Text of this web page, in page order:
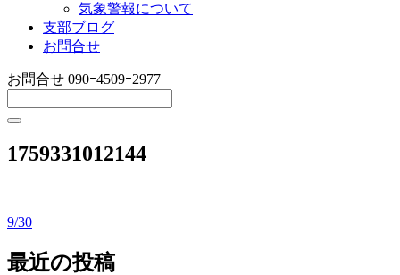
気象警報について
支部ブログ
お問合せ
お問合せ 090ｰ4509ｰ2977
1759331012144
投
稿
9/30
最近の投稿